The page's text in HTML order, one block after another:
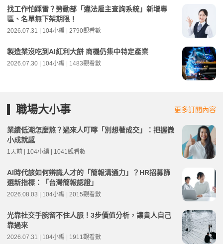
找工作怕踩雷？勞動部「違法雇主查詢系統」新增專
區、名單無下架期限！
2026.07.31 | 104小編 | 2790觀看數
製造業沒吃到AI紅利大餅 商機仍集中特定產業
2026.07.30 | 104小編 | 1483觀看數
職場大小事 更多訂閱內容
業績低潮怎麼熬？過來人叮嚀「別想著成交」：把握微
小成就感
1天前 | 104小編 | 1041觀看數
AI時代該如何辨識人才的「簡報溝通力」？HR招募篩
選新指標：「台灣簡報認證」
2026.08.03 | 104小編 | 2015觀看數
光靠社交手腕留不住人脈！3步價值分析，讓貴人自己
靠過來
2026.07.31 | 104小編 | 1911觀看數